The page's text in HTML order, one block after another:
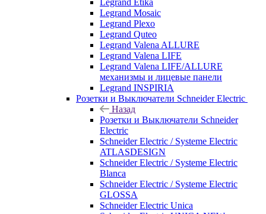
Legrand Mosaic
Legrand Plexo
Legrand Quteo
Legrand Valena ALLURE
Legrand Valena LIFE
Legrand Valena LIFE/ALLURE
механизмы и лицевые панели
Legrand INSPIRIA
Розетки и Выключатели Schneider Electric
Назад
Розетки и Выключатели Schneider
Electric
Schneider Electric / Systeme Electric
ATLASDESIGN
Schneider Electric / Systeme Electric
Blanca
Schneider Electric / Systeme Electric
GLOSSA
Schneider Electric Unica